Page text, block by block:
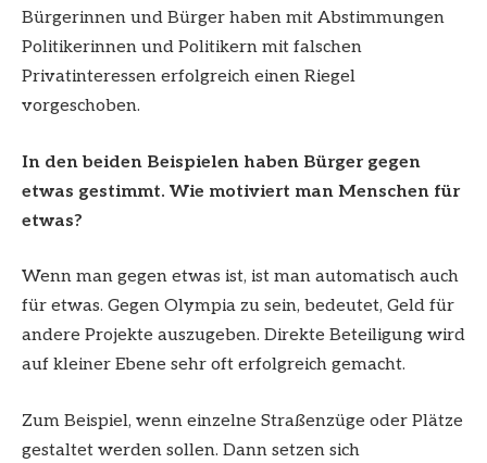
Bürgerinnen und Bürger haben mit Abstimmungen
Politikerinnen und Politikern mit falschen
Privatinteressen erfolgreich einen Riegel
vorgeschoben.
In den beiden Beispielen haben Bürger gegen
etwas gestimmt. Wie motiviert man Menschen für
etwas?
Wenn man gegen etwas ist, ist man automatisch auch
für etwas. Gegen Olympia zu sein, bedeutet, Geld für
andere Projekte auszugeben. Direkte Beteiligung wird
auf kleiner Ebene sehr oft erfolgreich gemacht.
Zum Beispiel, wenn einzelne Straßenzüge oder Plätze
gestaltet werden sollen. Dann setzen sich